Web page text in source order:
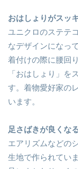
おはしょりがスッ
ユニクロのステテ
なデザインになっ
着付けの際に腰回
「おはしょり」を
す。着物愛好家の
います。
足さばきが良くな
エアリズムなどの
生地で作られてい